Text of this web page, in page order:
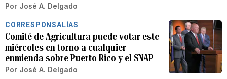
Por José A. Delgado
CORRESPONSALÍAS
Comité de Agricultura puede votar este
miércoles en torno a cualquier
enmienda sobre Puerto Rico y el SNAP
Por José A. Delgado